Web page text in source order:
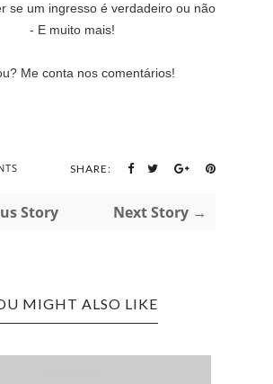
se um ingresso é verdadeiro ou não
- E muito mais!
Me conta nos comentários!
SHARE:
Story Next Story →
MIGHT ALSO LIKE